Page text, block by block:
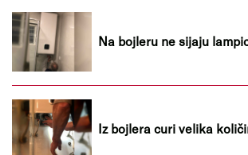
Na bojleru ne sijaju
Iz bojlera curi velika